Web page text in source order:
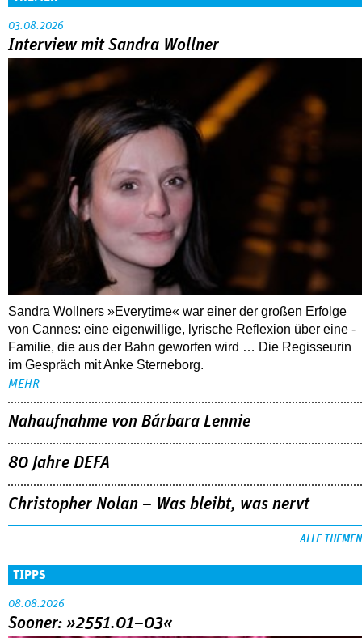
03.08.2026
Interview mit Sandra Wollner
Sandra Wollners »Everytime« war einer der großen Erfolge
von Cannes: eine eigenwillige, lyrische Reflexion über eine ­
Familie, die aus der Bahn geworfen wird … Die Regisseurin
im Gespräch mit Anke Sterneborg.
MEHR
Nahaufnahme von Bárbara Lennie
80 Jahre DEFA
Christopher Nolan – Was bleibt, was nervt
ALLE THEMEN
TIPPS
08.08.2026
Sooner: »2551.01–03«